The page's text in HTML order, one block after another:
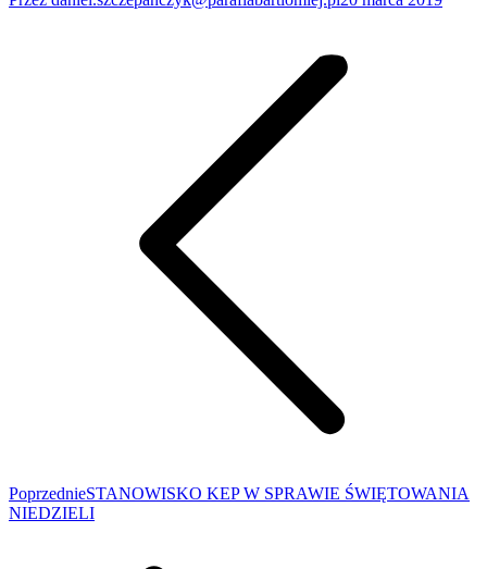
PoprzedniePoprzedni
wpis:
STANOWISKO KEP W SPRAWIE ŚWIĘTOWANIA
NIEDZIELI